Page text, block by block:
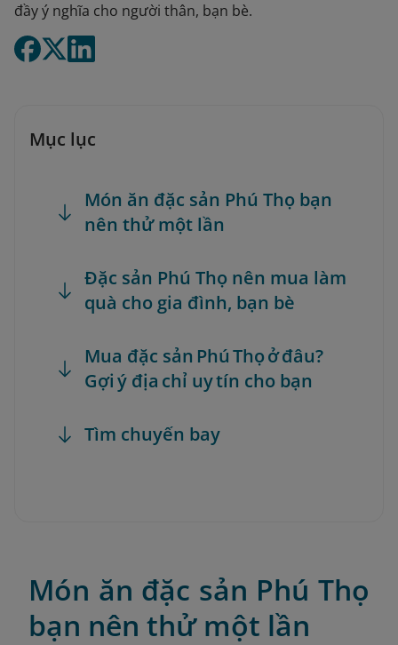
đầy ý nghĩa cho người thân, bạn bè.
Mục lục
Món ăn đặc sản Phú Thọ bạn
nên thử một lần
Đặc sản Phú Thọ nên mua làm
quà cho gia đình, bạn bè
Mua đặc sản Phú Thọ ở đâu?
Gợi ý địa chỉ uy tín cho bạn
Tìm chuyến bay
Món ăn đặc sản Phú Thọ
bạn nên thử một lần